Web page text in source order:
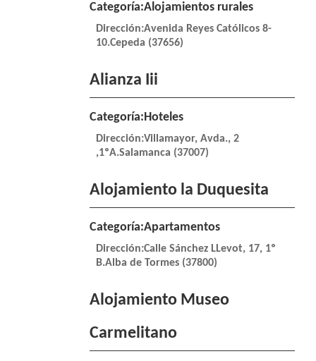
Categoría:Alojamientos rurales
Dirección:Avenida Reyes Católicos 8-
10.Cepeda (37656)
Alianza Iii
Categoría:Hoteles
Dirección:Villamayor, Avda., 2
,1ºA.Salamanca (37007)
Alojamiento la Duquesita
Categoría:Apartamentos
Dirección:Calle Sánchez LLevot, 17, 1º
B.Alba de Tormes (37800)
Alojamiento Museo
Carmelitano